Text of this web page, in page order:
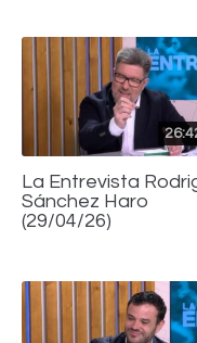
La Entrevista
Sánchez Haro
(29/04/26)